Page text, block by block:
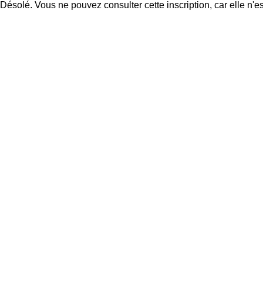
Désolé. Vous ne pouvez consulter cette inscription, car elle